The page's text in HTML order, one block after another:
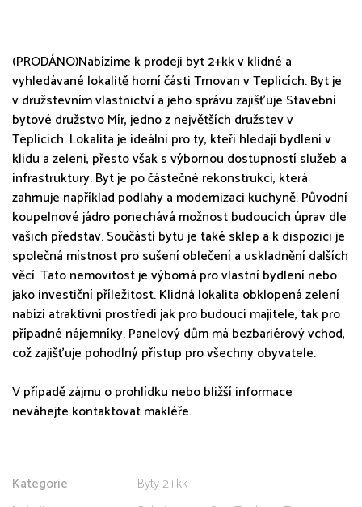
(PRODÁNO)Nabízíme k prodeji byt 2+kk v klidné a
vyhledávané lokalitě horní části Trnovan v Teplicích. Byt je
v družstevním vlastnictví a jeho správu zajišťuje Stavební
bytové družstvo Mír, jedno z největších družstev v
Teplicích. Lokalita je ideální pro ty, kteří hledají bydlení v
klidu a zeleni, přesto však s výbornou dostupností služeb a
infrastruktury. Byt je po částečné rekonstrukci, která
zahrnuje například podlahy a modernizaci kuchyně. Původní
koupelnové jádro ponechává možnost budoucích úprav dle
vašich představ. Součástí bytu je také sklep a k dispozici je
společná místnost pro sušení oblečení a uskladnění dalších
věcí. Tato nemovitost je výborná pro vlastní bydlení nebo
jako investiční příležitost. Klidná lokalita obklopená zelení
nabízí atraktivní prostředí jak pro budoucí majitele, tak pro
případné nájemníky. Panelový dům má bezbariérový vchod,
což zajišťuje pohodlný přístup pro všechny obyvatele.
V případě zájmu o prohlídku nebo bližší informace
neváhejte kontaktovat makléře.
Kategorie
Byty 2+kk